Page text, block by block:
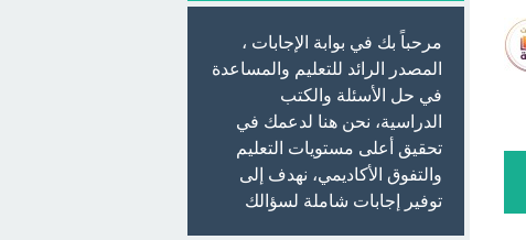
مرحباً بك في بوابة الإجابات ،
المصدر الرائد للتعليم والمساعدة
في حل الأسئلة والكتب
الدراسية، نحن هنا لدعمك في
تحقيق أعلى مستويات التعليم
والتفوق الأكاديمي، نهدف إلى
توفير إجابات شاملة لسؤالك